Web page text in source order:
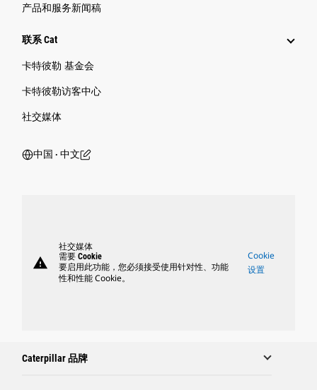
产品和服务新闻稿
联系 Cat
卡特彼勒 基金会
卡特彼勒访客中心
社交媒体
中国 ‧ 中文
warning
社交媒体
需要 Cookie
要启用此功能，您必须接受使用针对性、功能
性和性能 Cookie。
Cookie
设置
Caterpillar 品牌